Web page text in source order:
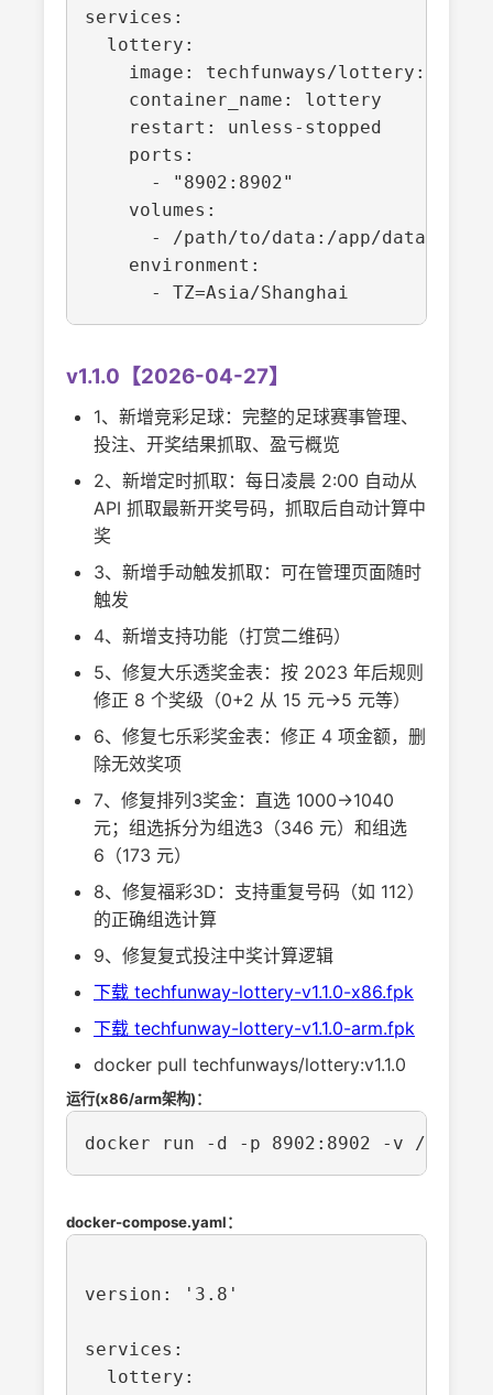
services:
  lottery:
    image: techfunways/lottery:v1.1.1
    container_name: lottery
    restart: unless-stopped
    ports:
      - "8902:8902"
    volumes:
      - /path/to/data:/app/data
    environment:
v1.1.0【2026-04-27】
1、新增竞彩足球：完整的足球赛事管理、
投注、开奖结果抓取、盈亏概览
2、新增定时抓取：每日凌晨 2:00 自动从
API 抓取最新开奖号码，抓取后自动计算中
奖
3、新增手动触发抓取：可在管理页面随时
触发
4、新增支持功能（打赏二维码）
5、修复大乐透奖金表：按 2023 年后规则
修正 8 个奖级（0+2 从 15 元→5 元等）
6、修复七乐彩奖金表：修正 4 项金额，删
除无效奖项
7、修复排列3奖金：直选 1000→1040
元；组选拆分为组选3（346 元）和组选
6（173 元）
8、修复福彩3D：支持重复号码（如 112）
的正确组选计算
9、修复复式投注中奖计算逻辑
下载 techfunway-lottery-v1.1.0-x86.fpk
下载 techfunway-lottery-v1.1.0-arm.fpk
docker pull techfunways/lottery:v1.1.0
运行(x86/arm架构)：
docker run -d -p 8902:8902 -v /
docker-compose.yaml：
version: '3.8'
services:
  lottery: